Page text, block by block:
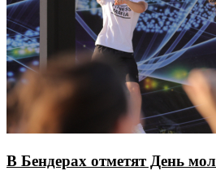
В Бендерах отметят День